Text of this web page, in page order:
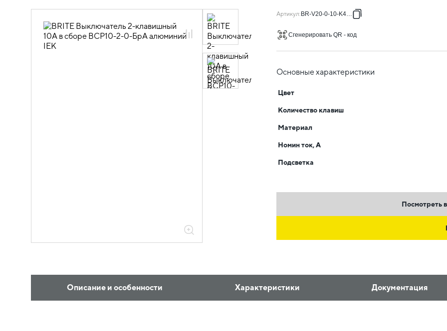
изделия скрытого монтажа BRITE
06.01.01.06 ЭУИ BRITE алюминий
Артикул: BR-V20-0-10-K47-F
Сгенерировать QR - код
Основные характеристики
Цвет
Количество клавиш
Материал
Номин ток, А
Подсветка
Посмотреть
Описание и особенности Характеристики Документация